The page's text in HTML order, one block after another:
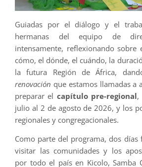
Guiadas por el diálogo y el
hermanas del equipo de
intensamente, reflexionando sobre
cómo, el dónde, el cuándo, la
la futura Región de África,
renovación que estamos llamadas a
preparar el capítulo pre-regional,
julio al 2 de agosto de 2026, y los
regionales y congregacionales.
Como parte del programa, dos días
visitar las comunidades y los
por todo el país en Kicolo, Samba